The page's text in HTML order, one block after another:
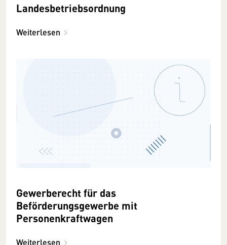
Landesbetriebsordnung
Weiterlesen
Gewerberecht für das
Beförderungsgewerbe mit
Personenkraftwagen
Weiterlesen